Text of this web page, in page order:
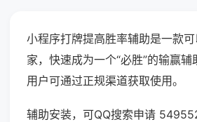
小程序打牌提高胜率辅助是一款
家，快速成为一个“必胜”的输赢
用户可通过正规渠道获取使用。
辅助安装，可QQ搜索申请